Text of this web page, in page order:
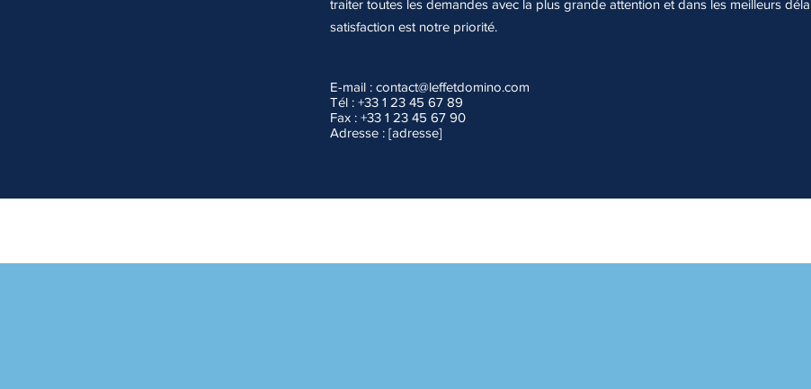
traiter toutes les demandes avec la plus grande attention et dans les meilleurs
satisfaction est notre priorité.
E-mail : contact@leffetdomino.com
Tél : +33 1 23 45 67 89
Fax : +33 1 23 45 67 90
Adresse : [adresse]